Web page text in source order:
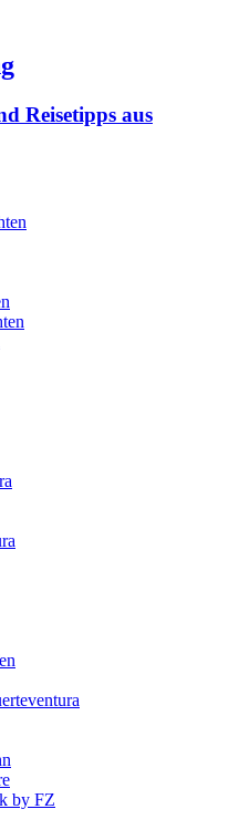
Reisetipps aus
by FZ